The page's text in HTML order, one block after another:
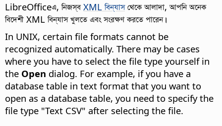
LibreOfficeএ, নিজস্বXML বিন্যাসথেকে আলাদা, আপনি অনেক
বিদেশী XML বিন্যাস খুলতে এবং সংরক্ষণ করতে পারেন।
In UNIX, certain file formats cannot be
recognized automatically. There may be cases
where you have to select the file type yourself in
the Open dialog. For example, if you have a
database table in text format that you want to
open as a database table, you need to specify the
file type "Text CSV" after selecting the file.